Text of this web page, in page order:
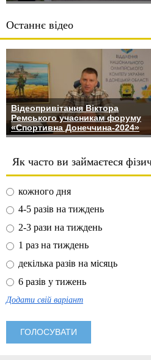
Останнє відео
Відеопривітання Віктора
Ремського учасникам форуму
«Спортивна Донеччина-2024»
Як часто ви займаєтеся
кожного дня
4-5 разів на тиждень
2-3 рази на тиждень
1 раз на тиждень
декілька разів на місяць
6 разів у тижень
Додати свій варіант